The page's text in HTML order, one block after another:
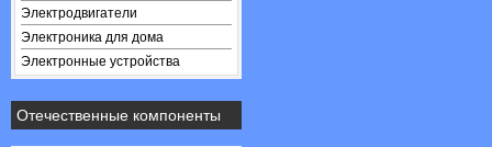
Электродвигатели
Электроника для дома
Электронные устройства
Отечественные компоненты